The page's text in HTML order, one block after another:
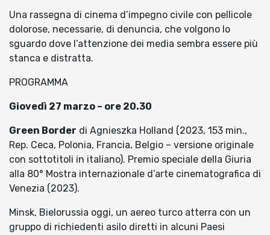
Una rassegna di cinema d’impegno civile con pellicole
dolorose, necessarie, di denuncia, che volgono lo
sguardo dove l’attenzione dei media sembra essere più
stanca e distratta.
PROGRAMMA
Giovedì 27 marzo – ore 20.30
Green Border di Agnieszka Holland (2023, 153 min.,
Rep. Ceca, Polonia, Francia, Belgio – versione originale
con sottotitoli in italiano). Premio speciale della Giuria
alla 80° Mostra internazionale d’arte cinematografica di
Venezia (2023).
Minsk, Bielorussia oggi, un aereo turco atterra con un
gruppo di richiedenti asilo diretti in alcuni Paesi